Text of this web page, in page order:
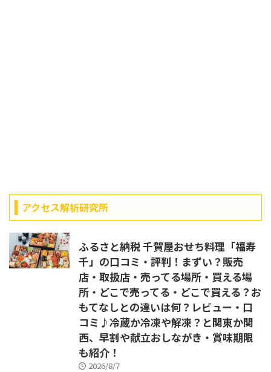
アクセス解析研究所
ふるさと納税 千賀屋おせち料理「福寿
千」の口コミ・評判！まずい？販売
店・取扱店・売ってる場所・買える場
所・どこで売ってる・どこで買える？お
もてなしとの違いは何？レビュー・口
コミ♪冷蔵か冷凍や解凍？と関東か関
西、早割や献立おしながき・賞味期限
も紹介！
2026/8/7